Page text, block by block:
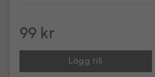
99 kr
Lägg till